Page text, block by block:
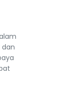
dan